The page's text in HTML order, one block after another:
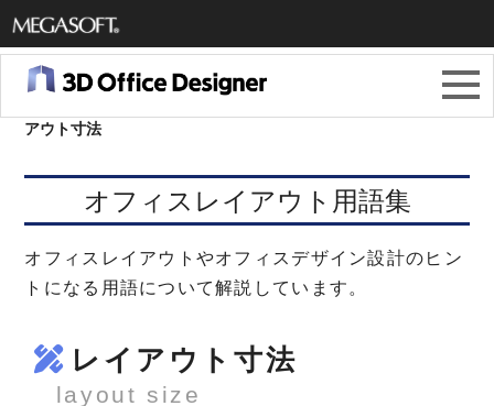
メガソ
フト株
式会社
アウト寸法
オフィスレイアウト用語集
オフィスレイアウトやオフィスデザイン設計のヒン
トになる用語について解説しています。
レイアウト寸法
layout size